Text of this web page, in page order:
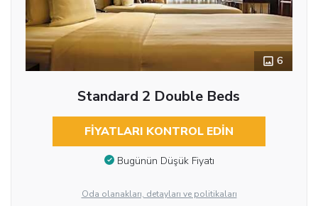
6
Standard 2 Double Beds
FIYATLARI KONTROL EDIN
Bugünün Düşük Fiyatı
Oda olanakları, detayları ve politikaları